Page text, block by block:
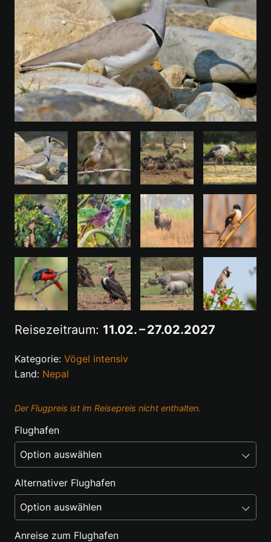
Reisezeitraum: 11.02. – 27.02.2027
Kategorie: Vögel intensiv
Land: Nepal
Der Flugpreis ist im Reisepreis nicht enthalten.
Flughafen
Alternativer Flughafen
Anreise zum Flughafen